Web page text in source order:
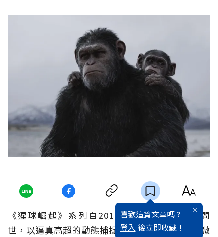
喜歡這篇文章嗎 ?
登入 後立即收藏 !
《猩球崛起》系列自2011年由福斯影片重啟問
世，以逼真高超的動態捕捉技術紀錄演員們最細微